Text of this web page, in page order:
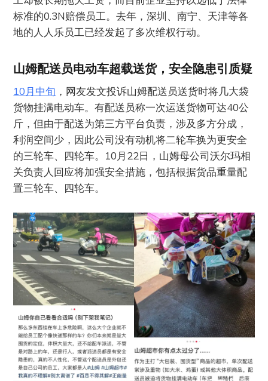
标准的0.3N赔偿员工。去年，深圳、南宁、天津等各
地的人人乐员工已经发起了多次维权行动。
山姆配送员电动车超载送货，安全隐患引质疑
10月中旬 ，网友发文投诉山姆配送员送货时将几大袋
货物挂满电动车。有配送员称一次运送货物可达40公
斤，但由于配送为第三方平台负责，涉及多方分成，
利润空间少，因此公司没有动机将二轮车换为更安全
的三轮车、四轮车。10月22日，山姆母公司沃尔玛相
关负责人回应将加强安全措施，包括根据货品重量配
置三轮车、四轮车。